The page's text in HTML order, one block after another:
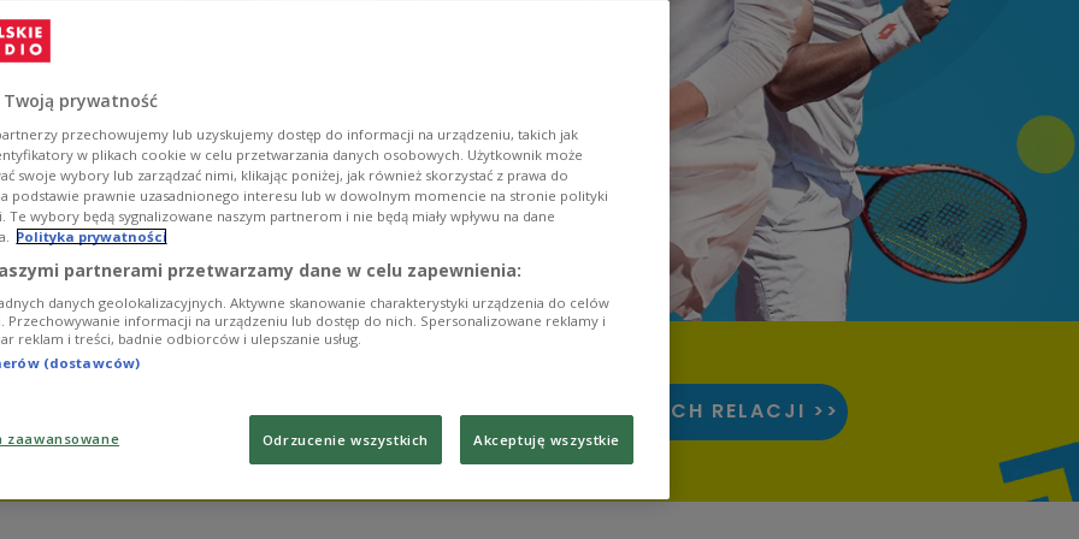
który w
Dziennikarz
mediów,
na
Gurjewa SŁUCHAJ WSZYSTKICH RELACJI >>
Twoją prywatność
przechowujemy lub uzyskujemy dostęp do informacji na urządzeniu, takich jak
w plikach cookie w celu przetwarzania danych osobowych. Użytkownik może
swoje wybory lub zarządzać nimi, klikając poniżej, jak również skorzystać z prawa do
podstawie prawnie uzasadnionego interesu lub w dowolnym momencie na stronie polityki
Te wybory będą sygnalizowane naszym partnerom i nie będą miały wpływu na dane
Polityka prywatności
partnerami przetwarzamy dane w celu zapewnienia:
danych geolokalizacyjnych. Aktywne skanowanie charakterystyki urządzenia do celów
Przechowywanie informacji na urządzeniu lub dostęp do nich. Spersonalizowane reklamy i
reklam i treści, badnie odbiorców i ulepszanie usług.
(dostawców)
zaawansowane Odrzucenie wszystkich Akceptuję wszystkie